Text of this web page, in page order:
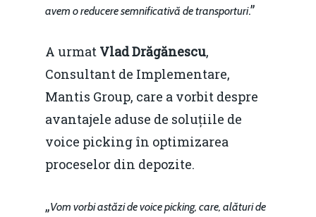
avem o reducere semnificativă de transporturi.”
A urmat Vlad Drăgănescu,
Consultant de Implementare,
Mantis Group, care a vorbit despre
avantajele aduse de soluțiile de
voice picking în optimizarea
proceselor din depozite.
„Vom vorbi astăzi de voice picking, care, alături de